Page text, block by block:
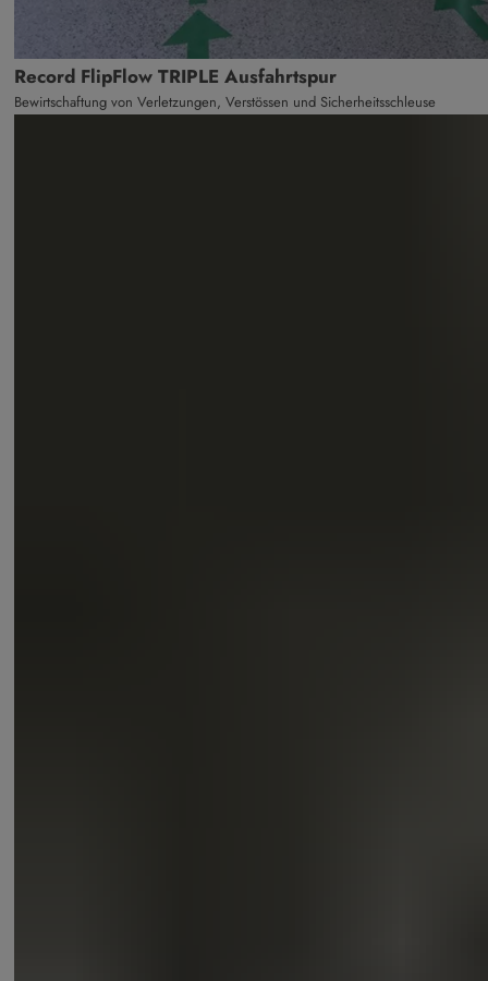
Record FlipFlow TRIPLE Ausfahrtspur
Bewirtschaftung von Verletzungen, Verstössen und Sicherheitsschleuse